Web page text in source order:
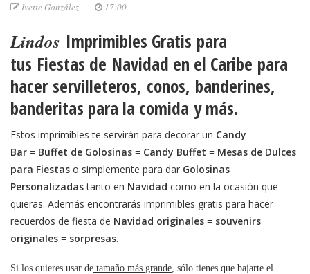
Ivette González 17:00
Lindos Imprimibles Gratis para
tus Fiestas de Navidad en el Caribe para
hacer servilleteros, conos, banderines,
banderitas para la comida y más.
Estos imprimibles te servirán para decorar un Candy
Bar = Buffet de Golosinas = Candy Buffet = Mesas de Dulces
para Fiestas o simplemente para dar Golosinas
Personalizadastanto en Navidad como en la ocasión que
quieras. Además encontrarás imprimibles gratis para hacer
recuerdos de fiesta de Navidad originales = souvenirs
originales = sorpresas.
Si los quieres usar de tamaño más grande, sólo tienes que bajarte el